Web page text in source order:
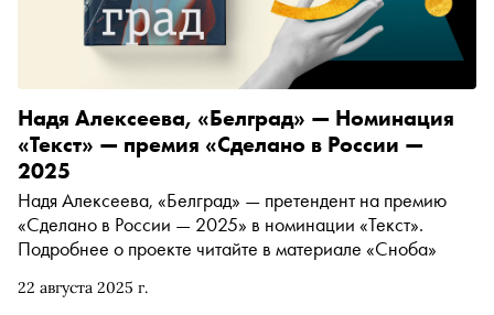
22 августа 2025 г.
Надя Алексеева, «Белград» — Номинация
«Текст» — премия «Сделано в России —
2025
Надя Алексеева, «Белград» — претендент на премию
«Сделано в России — 2025» в номинации «Текст».
Подробнее о проекте читайте в материале «Сноба»